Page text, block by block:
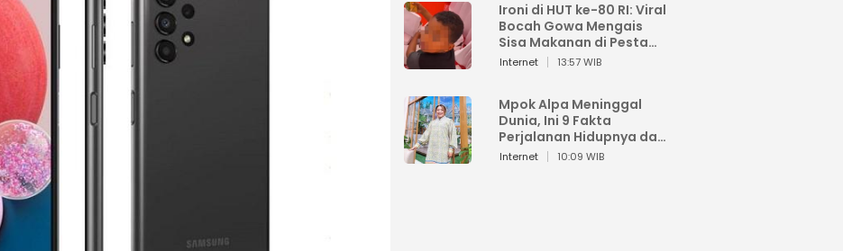
Ironi di HUT ke-80 RI: Viral
Bocah Gowa Mengais
Sisa Makanan di Pesta
Kemerdekaan
Internet 13:57 WIB
Mpok Alpa Meninggal
Dunia, Ini 9 Fakta
Perjalanan Hidupnya dari
Viral hingga Puncak
Internet 10:09 WIB